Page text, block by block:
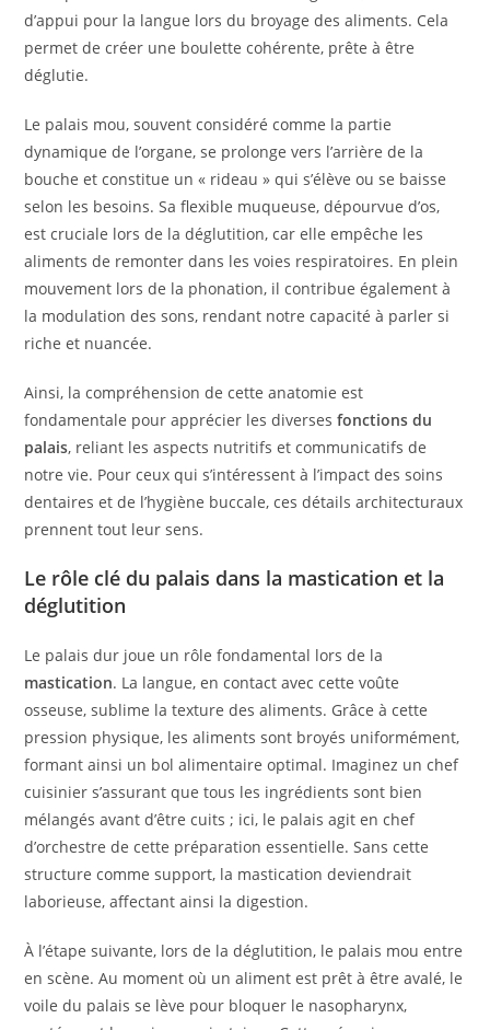
d’appui pour la langue lors du broyage des aliments. Cela
permet de créer une boulette cohérente, prête à être
déglutie.
Le palais mou, souvent considéré comme la partie
dynamique de l’organe, se prolonge vers l’arrière de la
bouche et constitue un « rideau » qui s’élève ou se baisse
selon les besoins. Sa flexible muqueuse, dépourvue d’os,
est cruciale lors de la déglutition, car elle empêche les
aliments de remonter dans les voies respiratoires. En plein
mouvement lors de la phonation, il contribue également à
la modulation des sons, rendant notre capacité à parler si
riche et nuancée.
Ainsi, la compréhension de cette anatomie est
fondamentale pour apprécier les diversesfonctions du
palais, reliant les aspects nutritifs et communicatifs de
notre vie. Pour ceux qui s’intéressent à l’impact des soins
dentaires et de l’hygiène buccale, ces détails architecturaux
prennent tout leur sens.
Le rôle clé du palais dans la mastication et la
déglutition
Le palais dur joue un rôle fondamental lors de la
mastication. La langue, en contact avec cette voûte
osseuse, sublime la texture des aliments. Grâce à cette
pression physique, les aliments sont broyés uniformément,
formant ainsi un bol alimentaire optimal. Imaginez un chef
cuisinier s’assurant que tous les ingrédients sont bien
mélangés avant d’être cuits ; ici, le palais agit en chef
d’orchestre de cette préparation essentielle. Sans cette
structure comme support, la mastication deviendrait
laborieuse, affectant ainsi la digestion.
À l’étape suivante, lors de la déglutition, le palais mou entre
en scène. Au moment où un aliment est prêt à être avalé, le
voile du palais se lève pour bloquer le nasopharynx,